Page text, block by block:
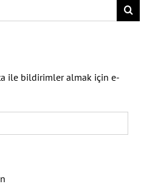
ile bildirimler almak için e-